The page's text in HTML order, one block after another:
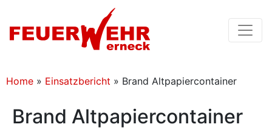
Home » Einsatzbericht » Brand Altpapiercontainer
Brand Altpapiercontainer